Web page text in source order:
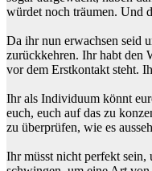
würdet noch träumen. Und
Da ihr nun erwachsen seid
zurückkehren. Ihr habt den
vor dem Erstkontakt steht.
Ihr als Individuum könnt
euch, euch auf das zu
zu überprüfen, wie es
Ihr müsst nicht perfekt sein,